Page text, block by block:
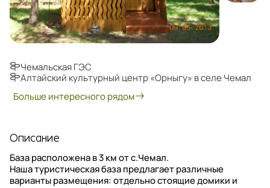
Чемальская ГЭС
Алтайский культурный центр «Орныгу» в селе Чемал
Больше интересного рядом
Описание
База расположена в 3 км от с.Чемал.
Наша туристическая база предлагает различные
варианты размещения: отдельно стоящие домики и